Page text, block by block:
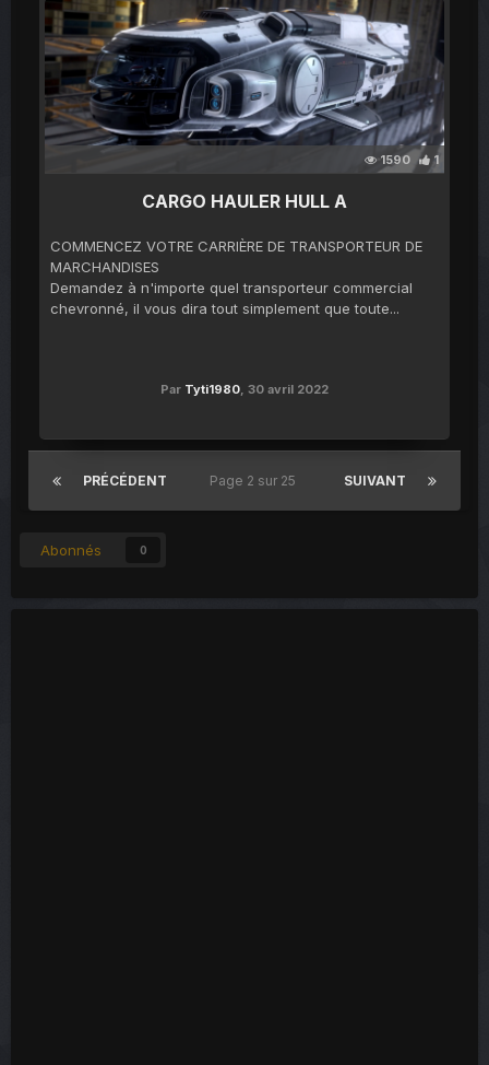
1590 1
CARGO HAULER HULL A
COMMENCEZ VOTRE CARRIÈRE DE TRANSPORTEUR DE
MARCHANDISES
Demandez à n'importe quel transporteur commercial
chevronné, il vous dira tout simplement que toute...
Par Tyti1980, 30 avril 2022
PRÉCÉDENT SUIVANT
Page 2 sur 25
Abonnés 0